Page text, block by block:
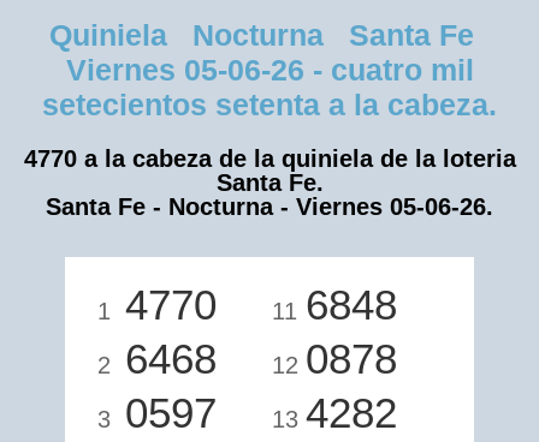
Quiniela Nocturna Santa Fe
Viernes 05-06-26 - cuatro mil
setecientos setenta a la cabeza.
4770 a la cabeza de la quiniela de la loteria
Santa Fe.
Santa Fe - Nocturna - Viernes 05-06-26.
1 4770
2 6468
3 0597
11 6848
12 0878
13 4282